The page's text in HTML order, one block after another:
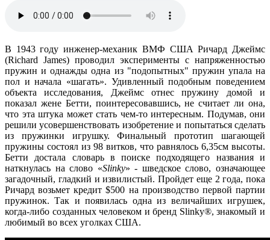
В 1943 году инженер-механик ВМФ США Ричард Джеймс
(Richard James) проводил эксперименты с напряженностью
пружин и однажды одна из "подопытных" пружин упала на
пол и начала «шагать». Удивленный подобным поведением
объекта исследования, Джеймс отнес пружину домой и
показал жене Бетти, поинтересовавшись, не считает ли она,
что эта штука может стать чем-то интересным. Подумав, они
решили усовершенствовать изобретение и попытаться сделать
из пружинки игрушку. Финальный прототип шагающей
пружины состоял из 98 витков, что равнялось 6,35см высоты.
Бетти достала словарь в поиске подходящего названия и
наткнулась на слово «Slinky» - шведское слово, означающее
загадочный, гладкий и извилистый. Пройдет еще 2 года, пока
Ричард возьмет кредит $500 на производство первой партии
пружинок. Так и появилась одна из величайших игрушек,
когда-либо созданных человеком и бренд Slinky®, знакомый и
любимый во всех уголках США.